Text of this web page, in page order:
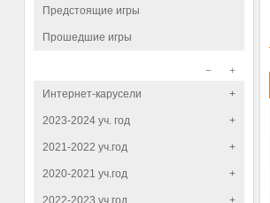
Предстоящие игры
Прошедшие игры
+
−
+
Интернет-карусели
+
2023-2024 уч. год
+
2021-2022 уч.год
+
2020-2021 уч.год
+
2022-2023 уч.год